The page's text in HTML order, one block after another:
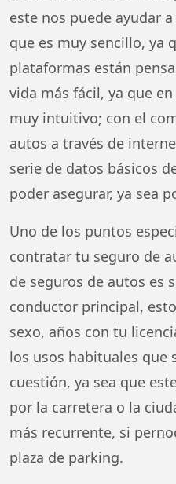
este nos puede ayudar
que es muy sencillo, ya
plataformas están
vida más fácil, ya que
muy intuitivo; con el
autos a través de
serie de datos básicos
poder asegurar, ya sea
Uno de los puntos
contratar tu seguro de
de seguros de autos es
conductor principal,
sexo, años con tu
los usos habituales que
cuestión, ya sea que
por la carretera o la
más recurrente, si
plaza de parking.